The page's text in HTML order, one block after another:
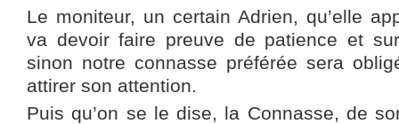
Le moniteur, un certain Adrien, qu’elle
va devoir faire preuve de patience et
sinon notre connasse préférée sera
attirer son attention.
Puis qu’on se le dise, la Connasse, de